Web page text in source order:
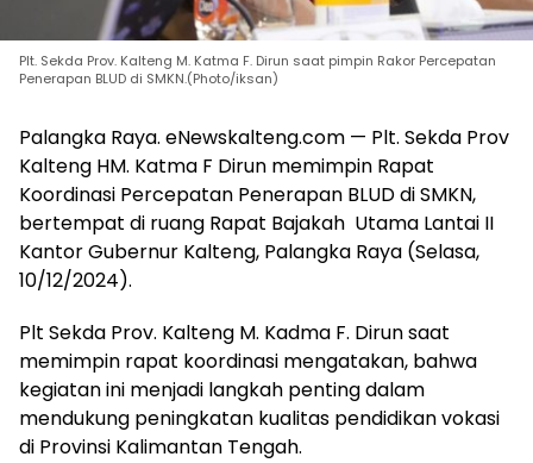
Plt. Sekda Prov. Kalteng M. Katma F. Dirun saat pimpin Rakor Percepatan
Penerapan BLUD di SMKN.(Photo/iksan)
Palangka Raya. eNewskalteng.com — Plt. Sekda Prov
Kalteng HM. Katma F Dirun memimpin Rapat
Koordinasi Percepatan Penerapan BLUD di SMKN,
bertempat di ruang Rapat Bajakah Utama Lantai II
Kantor Gubernur Kalteng, Palangka Raya (Selasa,
10/12/2024).
Plt Sekda Prov. Kalteng M. Kadma F. Dirun saat
memimpin rapat koordinasi mengatakan, bahwa
kegiatan ini menjadi langkah penting dalam
mendukung peningkatan kualitas pendidikan vokasi
di Provinsi Kalimantan Tengah.